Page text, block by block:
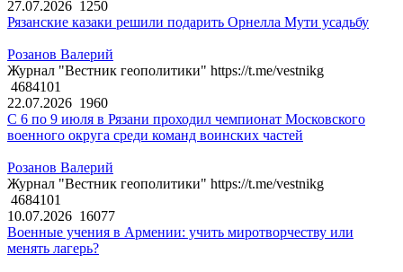
27.07.2026 1250
Рязанские казаки решили подарить Орнелла Мути усадьбу
Розанов Валерий
Журнал "Вестник геополитики" https://t.me/vestnikg
4684101
22.07.2026 1960
С 6 по 9 июля в Рязани проходил чемпионат Московского
военного округа среди команд воинских частей
Розанов Валерий
Журнал "Вестник геополитики" https://t.me/vestnikg
4684101
10.07.2026 16077
Военные учения в Армении: учить миротворчеству или
менять лагерь?